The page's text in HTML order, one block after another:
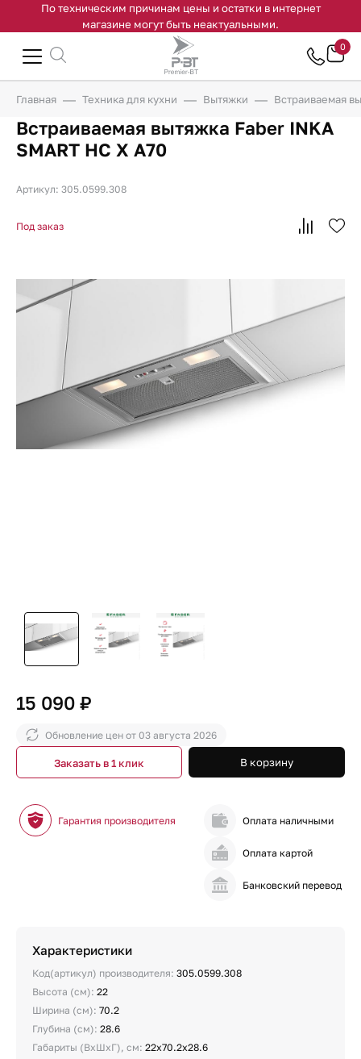
По техническим причинам цены и остатки в интернет
магазине могут быть неактуальными.
0
Главная Техника для кухни Вытяжки Встраиваемая
Встраиваемая вытяжка Faber INKA
SMART HC X A70
Артикул: 305.0599.308
Под заказ
15 090 ₽
Обновление цен от 03 августа 2026
В корзину
Заказать в 1 клик
Гарантия производителя Оплата наличными
Оплата картой
Банковский перевод
Характеристики
Код(артикул) производителя: 305.0599.308
Высота (см): 22
Ширина (см): 70.2
Глубина (см): 28.6
Габариты (ВхШхГ), см: 22х70.2х28.6